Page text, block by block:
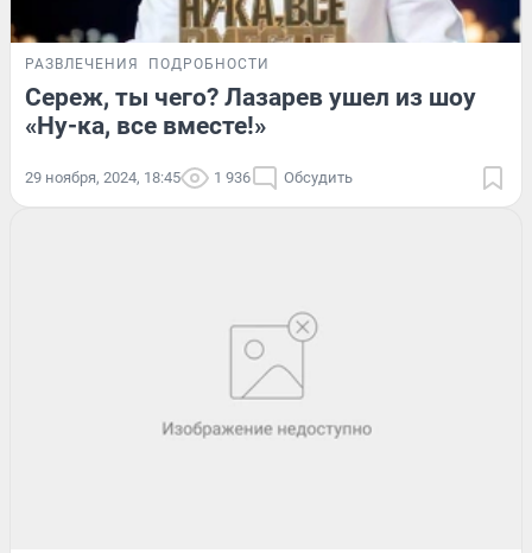
РАЗВЛЕЧЕНИЯ ПОДРОБНОСТИ
Сереж, ты чего? Лазарев ушел из шоу
«Ну-ка, все вместе!»
29 ноября, 2024, 18:45 1 936 Обсудить